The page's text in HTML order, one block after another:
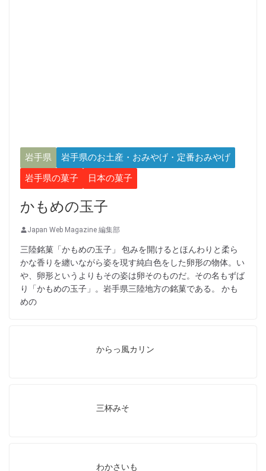
岩手県
岩手県のお土産・おみやげ・定番おみやげ
岩手県の菓子
日本の菓子
かもめの玉子
Japan Web Magazine 編集部
三陸銘菓「かもめの玉子」 包みを開けるとほんわりと柔ら
かな香りを纏いながら姿を現す純白色をした卵形の物体。い
や、卵形というよりもその姿は卵そのものだ。その名もずば
り「かもめの玉子」。岩手県三陸地方の銘菓である。 かも
めの
からっ風カリン
三杯みそ
わかさいも